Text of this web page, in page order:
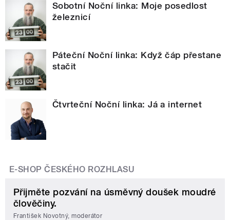
Sobotní Noční linka: Moje posedlost
železnicí
Páteční Noční linka: Když čáp přestane
stačit
Čtvrteční Noční linka: Já a internet
E-SHOP ČESKÉHO ROZHLASU
Přijměte pozvání na úsměvný doušek moudré
člověčiny.
František Novotný, moderátor